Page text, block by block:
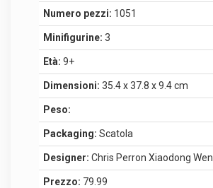
Numero pezzi: 1051
Minifigurine: 3
Età: 9+
Dimensioni: 35.4 x 37.8 x 9.4 cm
Peso:
Packaging: Scatola
Designer: Chris Perron Xiaodong Wen
Prezzo: 79.99